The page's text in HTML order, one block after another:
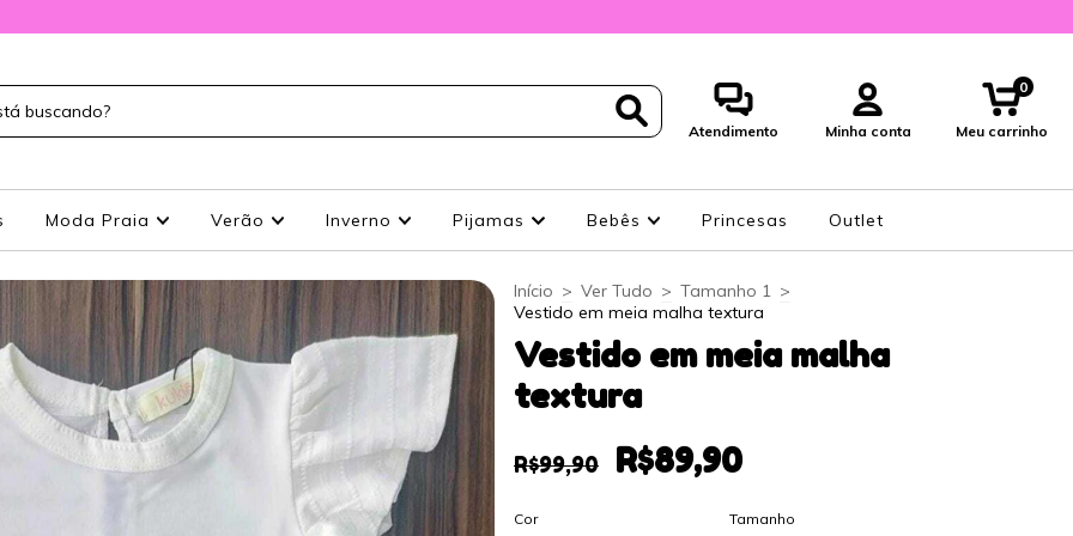
Atendimento Minha conta Meu carrinho
0
Moda Praia Verão Inverno Pijamas Bebês Princesas Outlet
Início > Ver Tudo > Tamanho 1 >
Vestido em meia malha textura
Vestido em meia malha
textura
R$99,90 R$89,90
Cor Tamanho